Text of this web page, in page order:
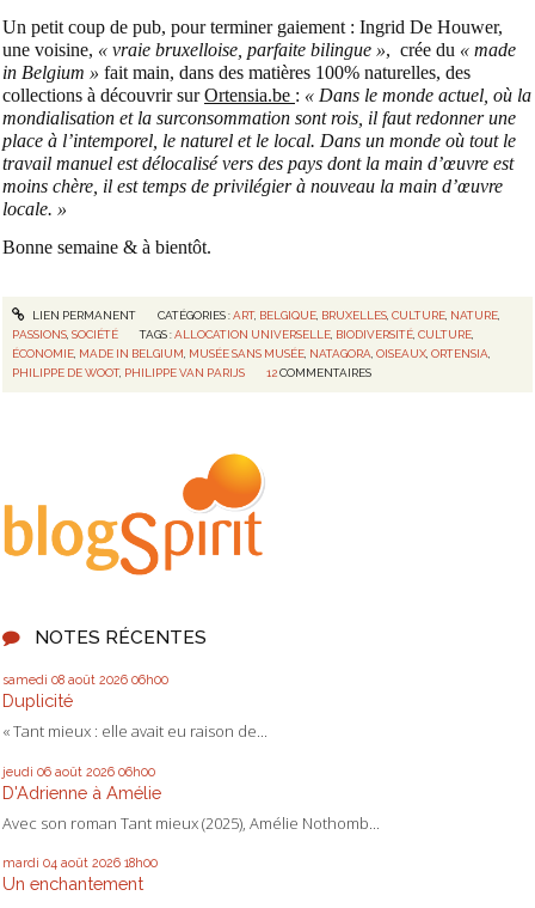
NOTES RÉCENTES
samedi 08 août 2026 06h00
Duplicité
« Tant mieux : elle avait eu raison de...
jeudi 06 août 2026 06h00
D'Adrienne à Amélie
Avec son roman Tant mieux (2025), Amélie Nothomb...
mardi 04 août 2026 18h00
Un enchantement
Un petit coup de pub, pour terminer gaiement : Ingrid De Houwer,
une voisine, « vraie bruxelloise, parfaite bilingue », crée du « made
in Belgium » fait main, dans des matières 100% naturelles, des
collections à découvrir surOrtensia.be : « Dans le monde actuel, où la
mondialisation et la surconsommation sont rois, il faut redonner une
place à l’intemporel, le naturel et le local. Dans un monde où tout le
travail manuel est délocalisé vers des pays dont la main d’œuvre est
moins chère, il est temps de privilégier à nouveau la main d’œuvre
locale. »
Bonne semaine & à bientôt.
LIEN PERMANENT CATÉGORIES :ART, BELGIQUE, BRUXELLES, CULTURE, NATURE,
PASSIONS ,SOCIÉTÉ TAGS :ALLOCATION UNIVERSELLE BIODIVERSITÉ ,CULTURE
ÉCONOMIE MADE IN BELGIUM MUSÉE SANS MUSÉE NATAGORA ,OISEAUX ,ORTENSIA
PHILIPPE DE WOOT, PHILIPPE VAN PARIJS 12 COMMENTAIRES